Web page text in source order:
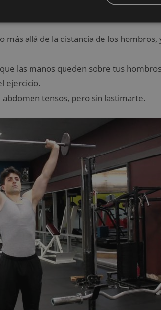
mientras sostienes la barra de pesas
más allá de la distancia de los hombros,
las manos queden sobre tus
ejercicio.
tensos, pero sin lastimarte.